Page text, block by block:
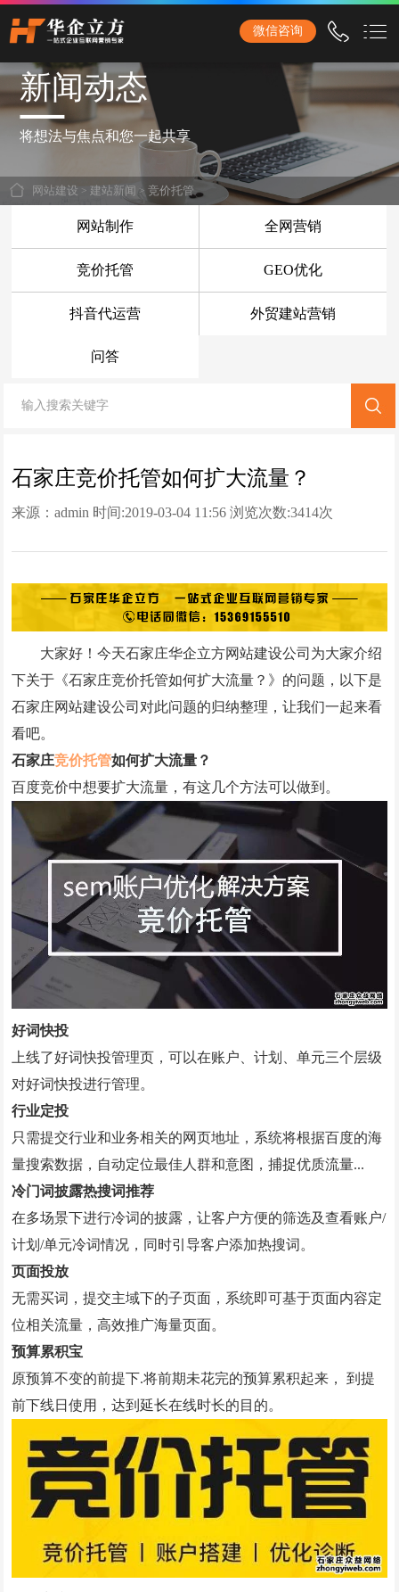
建设、品牌网站建设、响应式网站建设、手机网站建设、网站改版、竞价托管、小程
序开发等服务！
首页
网站建设
外贸网站建设
响应式网站建设
品牌网站建设
商城网站建设
竞价托管
全网营销
百家号代运营
爱采购代运营
知乎代运营
geo
网站案例
网站建设案例
微信小程序案例
竞价托管案例
网站优化案例
全网营销案例
geo优化案例
解决方案
建站新闻
全网营销
竞价托管
GEO优化
抖音代运营
外贸建站营销
问答
联系我们
微信咨询
新闻动态
将想法与焦点和您一起共享
网站建设 > 建站新闻 >竞价托管
网站制作 全网营销
竞价托管 GEO优化
抖音代运营 外贸建站营销
问答
石家庄竞价托管如何扩大流量？
来源：admin 时间:2019-03-04 11:56 浏览次数:3414次
大家好！今天石家庄华企立方网站建设公司为大家介绍
下关于《石家庄竞价托管如何扩大流量？》的问题，以下是
石家庄网站建设公司对此问题的归纳整理，让我们一起来看
看吧。
石家庄竞价托管如何扩大流量？
百度竞价中想要扩大流量，有这几个方法可以做到。
好词快投
上线了好词快投管理页，可以在账户、计划、单元三个层级
对好词快投进行管理。
行业定投
只需提交行业和业务相关的网页地址，系统将根据百度的海
量搜索数据，自动定位最佳人群和意图，捕捉优质流量...
冷门词披露热搜词推荐
在多场景下进行冷词的披露，让客户方便的筛选及查看账户/
计划/单元冷词情况，同时引导客户添加热搜词。
页面投放
无需买词，提交主域下的子页面，系统即可基于页面内容定
位相关流量，高效推广海量页面。
预算累积宝
原预算不变的前提下.将前期未花完的预算累积起来， 到提
前下线日使用，达到延长在线时长的目的。